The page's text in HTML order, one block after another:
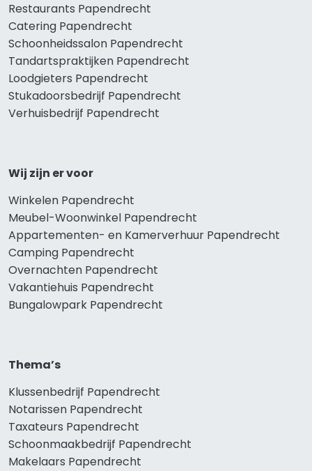
Restaurants Papendrecht
Catering Papendrecht
Schoonheidssalon Papendrecht
Tandartspraktijken Papendrecht
Loodgieters Papendrecht
Stukadoorsbedrijf Papendrecht
Verhuisbedrijf Papendrecht
Wij zijn er voor
Winkelen Papendrecht
Meubel-Woonwinkel Papendrecht
Appartementen- en Kamerverhuur Papendrecht
Camping Papendrecht
Overnachten Papendrecht
Vakantiehuis Papendrecht
Bungalowpark Papendrecht
Thema’s
Klussenbedrijf Papendrecht
Notarissen Papendrecht
Taxateurs Papendrecht
Schoonmaakbedrijf Papendrecht
Makelaars Papendrecht